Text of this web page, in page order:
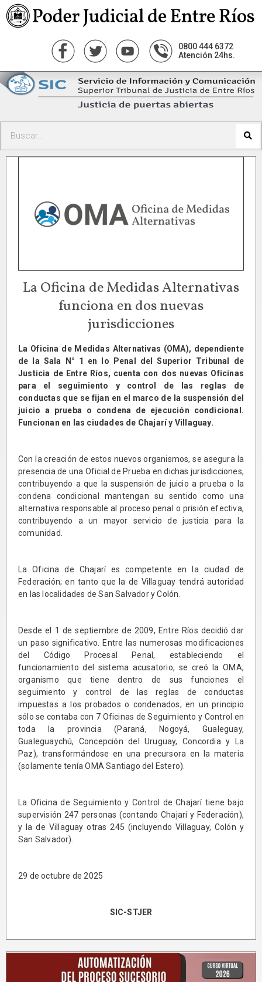
0800 444 6372
Atención 24hs.
La Oficina de Medidas Alternativas
funciona en dos nuevas
jurisdicciones
La Oficina de Medidas Alternativas (OMA), dependiente
de la Sala N° 1 en lo Penal del Superior Tribunal de
Justicia de Entre Ríos, cuenta con dos nuevas Oficinas
para el seguimiento y control de las reglas de
conductas que se fijan en el marco de la suspensión del
juicio a prueba o condena de ejecución condicional.
Funcionan en las ciudades de Chajarí y Villaguay.
Con la creación de estos nuevos organismos, se asegura la
presencia de una Oficial de Prueba en dichas jurisdicciones,
contribuyendo a que la suspensión de juicio a prueba o la
condena condicional mantengan su sentido como una
alternativa responsable al proceso penal o prisión efectiva,
contribuyendo a un mayor servicio de justicia para la
comunidad.
La Oficina de Chajarí es competente en la ciudad de
Federación; en tanto que la de Villaguay tendrá autoridad
en las localidades de San Salvador y Colón.
Desde el 1 de septiembre de 2009, Entre Ríos decidió dar
un paso significativo. Entre las numerosas modificaciones
del Código Procesal Penal, estableciendo el
funcionamiento del sistema acusatorio, se creó la OMA,
organismo que tiene dentro de sus funciones el
seguimiento y control de las reglas de conductas
impuestas a los probados o condenados; en un principio
sólo se contaba con 7 Oficinas de Seguimiento y Control en
toda la provincia (Paraná, Nogoyá, Gualeguay,
Gualeguaychú, Concepción del Uruguay, Concordia y La
Paz), transformándose en una precursora en la materia
(solamente tenía OMA Santiago del Estero).
La Oficina de Seguimiento y Control de Chajarí tiene bajo
supervisión 247 personas (contando Chajarí y Federación),
y la de Villaguay otras 245 (incluyendo Villaguay, Colón y
San Salvador).
29 de octubre de 2025
SIC-STJER